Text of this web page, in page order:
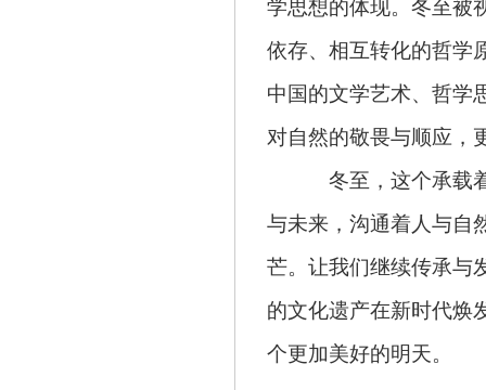
学思想的体现。冬至被
依存、相互转化的哲学
中国的文学艺术、哲学
对自然的敬畏与顺应，
冬至，这个承载
与未来，沟通着人与自
芒。让我们继续传承与
的文化遗产在新时代焕
个更加美好的明天。